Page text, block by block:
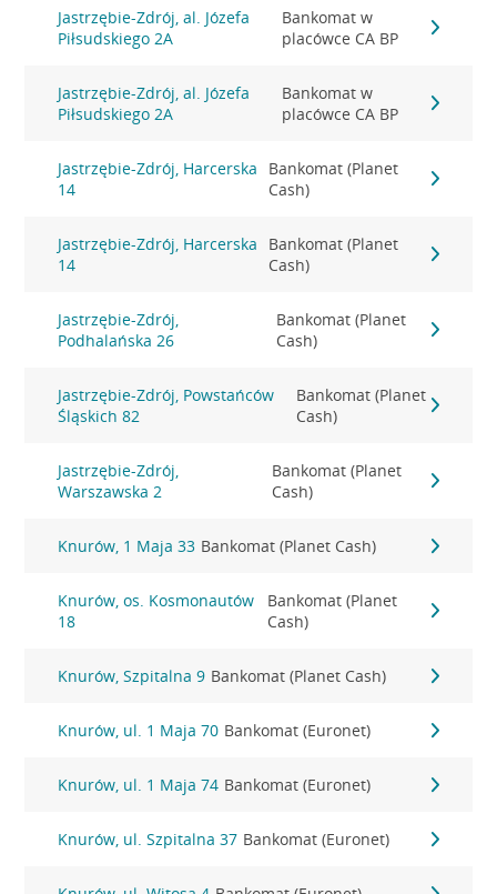
Jastrzębie-Zdrój, al. Józefa
Piłsudskiego 2A
Bankomat w
placówce CA BP
Jastrzębie-Zdrój, al. Józefa
Piłsudskiego 2A
Bankomat w
placówce CA BP
Jastrzębie-Zdrój, Harcerska
14
Bankomat (Planet
Cash)
Jastrzębie-Zdrój, Harcerska
14
Bankomat (Planet
Cash)
Jastrzębie-Zdrój,
Podhalańska 26
Bankomat (Planet
Cash)
Jastrzębie-Zdrój, Powstańców
Śląskich 82
Bankomat (Planet
Cash)
Jastrzębie-Zdrój,
Warszawska 2
Bankomat (Planet
Cash)
Knurów, 1 Maja 33 Bankomat (Planet Cash)
Knurów, os. Kosmonautów
18
Bankomat (Planet
Cash)
Knurów, Szpitalna 9 Bankomat (Planet Cash)
Knurów, ul. 1 Maja 70 Bankomat (Euronet)
Knurów, ul. 1 Maja 74 Bankomat (Euronet)
Knurów, ul. Szpitalna 37 Bankomat (Euronet)